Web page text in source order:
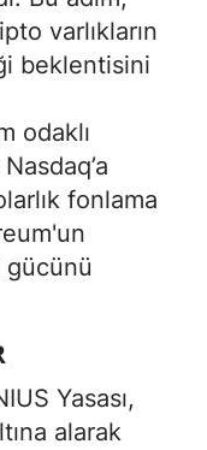
varlıkların
beklentisini
odaklı
fonlama
gücünü
Yasası,
alarak